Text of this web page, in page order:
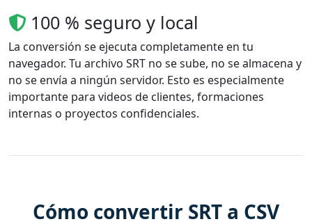
100 % seguro y local
La conversión se ejecuta completamente en tu
navegador. Tu archivo SRT no se sube, no se almacena y
no se envía a ningún servidor. Esto es especialmente
importante para videos de clientes, formaciones
internas o proyectos confidenciales.
Cómo convertir SRT a CSV